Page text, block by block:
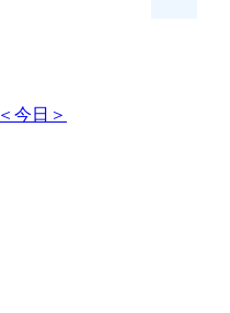
＜今日＞